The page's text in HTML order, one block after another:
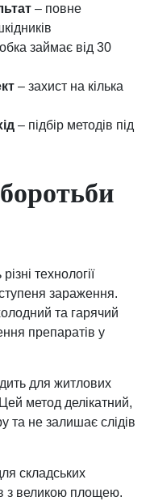
– повне
займає від 30
– захист на кілька
– підбір методів під
технології
зараження.
та гарячий
препаратів у
для житлових
метод делікатний,
та не залишає слідів
складських
з великою площею.